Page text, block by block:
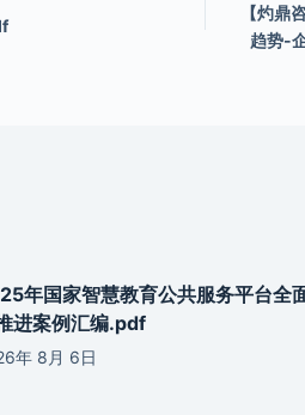
【灼鼎
趋势-
年国家智慧教育公共服务平台全
进案例汇编.pdf
年 8月 6日